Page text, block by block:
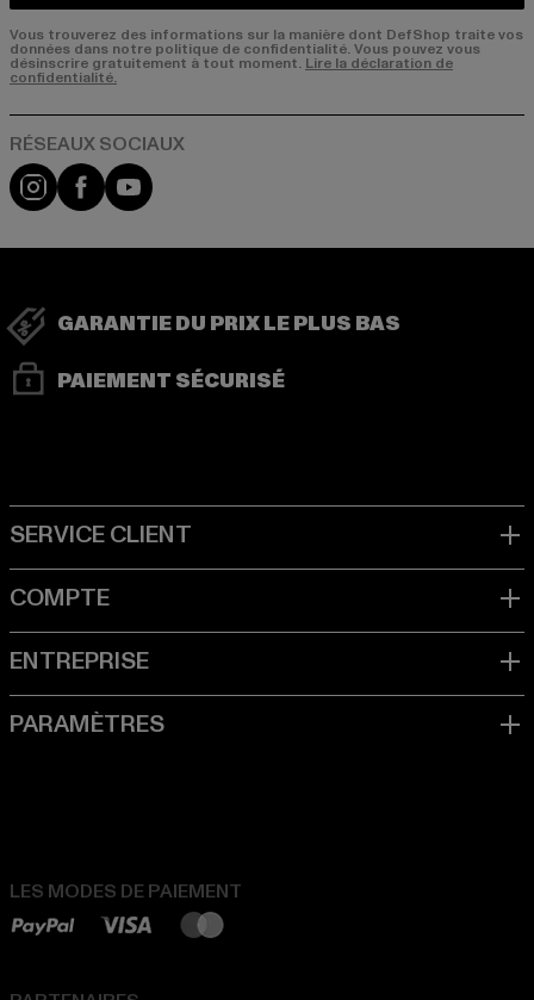
Vous trouverez des informations sur la manière dont DefShop traite vos
données dans notre politique de confidentialité. Vous pouvez vous
désinscrire gratuitement à tout moment. Lire la déclaration de
confidentialité.
Visit our Instagram page:
Visit our Facebook page:
Visit our YouTube channel:
GARANTIE DU PRIX LE PLUS BAS
PAIEMENT SÉCURISÉ
LES MODES DE PAIEMENT